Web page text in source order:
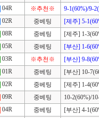
04R ※추천※
9-1(60%)/9-
02R 중베팅
[제주] 5-
08R 중베팅
[제주] 1-
05R 중베팅
[부산] 1-
03R ※추천※
[부산] 9-
01R 중베팅
[부산] 10-
02R 중베팅
[제주] 1-
09R 중베팅
10-2(60%)/
04R 중베팅
[부산] 4-